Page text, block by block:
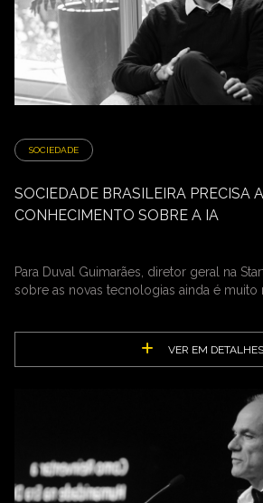
SOCIEDADE
SOCIEDADE BRASILEIRA PRECISA
CONHECIMENTO SOBRE A IA
Para Duval Guimarães, diretor geral na
sobre as novas tecnologias ainda é muito
VER EM DETALHES